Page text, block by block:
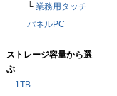
└ 業務用タッチ
パネルPC
ストレージ容量から選
ぶ
1TB